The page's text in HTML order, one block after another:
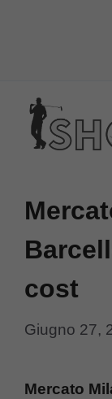
contenuto
cost
Giugno 27,
Mercato